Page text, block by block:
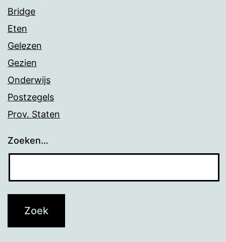
Bridge
Eten
Gelezen
Gezien
Onderwijs
Postzegels
Prov. Staten
Zoeken…